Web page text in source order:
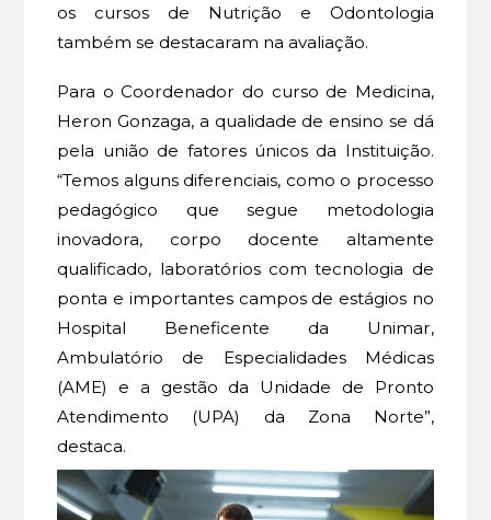
os cursos de Nutrição e Odontologia
também se destacaram na avaliação.
Para o Coordenador do curso de Medicina,
Heron Gonzaga, a qualidade de ensino se dá
pela união de fatores únicos da Instituição.
“Temos alguns diferenciais, como o processo
pedagógico que segue metodologia
inovadora, corpo docente altamente
qualificado, laboratórios com tecnologia de
ponta e importantes campos de estágios no
Hospital Beneficente da Unimar,
Ambulatório de Especialidades Médicas
(AME) e a gestão da Unidade de Pronto
Atendimento (UPA) da Zona Norte”,
destaca.